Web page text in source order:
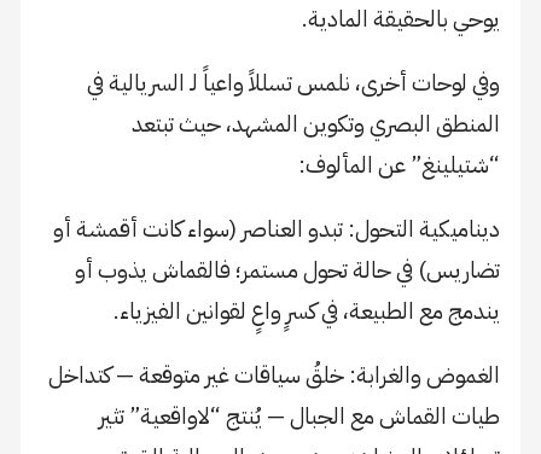
يوحي بالحقيقة المادية.
​وفي لوحات أخرى، نلمس تسللاً واعياً لـ السريالية في
المنطق البصري وتكوين المشهد، حيث تبتعد
“شتيلينغ” عن المألوف:
​ديناميكية التحول: تبدو العناصر (سواء كانت أقمشة أو
تضاريس) في حالة تحول مستمر؛ فالقماش يذوب أو
يندمج مع الطبيعة، في كسرٍ واعٍ لقوانين الفيزياء.
​الغموض والغرابة: خلقُ سياقات غير متوقعة — كتداخل
طيات القماش مع الجبال — يُنتج “لاواقعية” تثير